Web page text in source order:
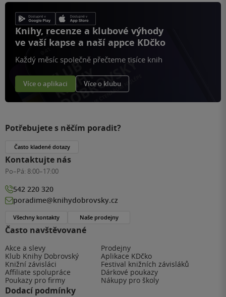
Knihy, recenze a klubové výhody
ve vaší kapse a naší appce KDčko
Každý měsíc společně přečteme tisíce knih
Více o aplikaci Více o klubu
Často navštěvované
Akce a slevy
Prodejny
Klub Knihy Dobrovský
Aplikace KDčko
Knižní závisláci
Festival knižních závisláků
Affiliate spolupráce
Dárkové poukazy
Poukazy pro firmy
Nákupy pro školy
Dodací podmínky
Potřebujete s něčím poradit?
Často kladené dotazy
Kontaktujte nás
Po–Pá: 8:00–17:00
542 220 320
poradime@knihydobrovsky.cz
Všechny kontakty Naše prodejny